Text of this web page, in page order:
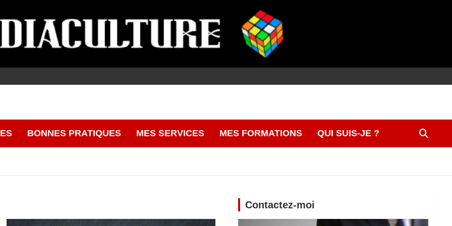
BONNES PRATIQUES MES SERVICES MES FORMATIONS QUI SUIS-JE ?
Contactez-moi